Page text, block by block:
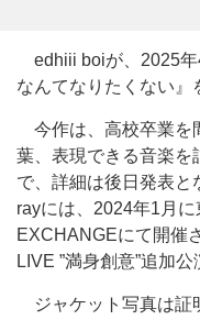
edhiii boiが、2025年
なんてなりたくない』
今作は、高校卒業を
葉、表現できる音楽を
で、詳細は後日発表
rayには、2024年1月
EXCHANGEにて開催
LIVE ”満身創意”追加
ジャケット写真は証